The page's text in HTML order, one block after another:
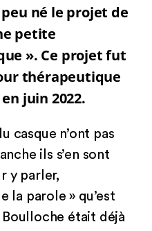
né le projet de
petite
». Ce projet fut
thérapeutique
juin 2022.
casque n’ont pas
ils s’en sont
y parler,
la parole » qu’est
était déjà